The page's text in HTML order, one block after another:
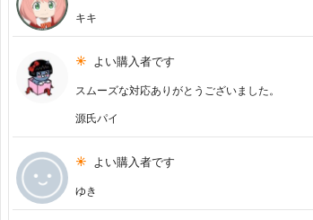
キキ
よい購入者です
スムーズな対応ありがとうございました。
源氏パイ
よい購入者です
ゆき